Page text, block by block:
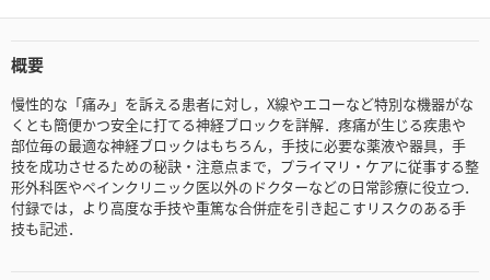
概要
慢性的な「痛み」を訴える患者に対し，X線やエコーなど特別な機器がな
くとも簡便かつ安全に打てる神経ブロックを詳解．疼痛が生じる疾患や
部位毎の最適な神経ブロックはもちろん，手技に必要な薬液や器具，手
技を成功させるための秘訣・注意点まで，プライマリ・ケアに従事する整
形外科医やペインクリニック医以外のドクターなどの日常診療に役立つ．
付録では，より高度な手技や重篤な合併症を引き起こすリスクのある手
技も記述．